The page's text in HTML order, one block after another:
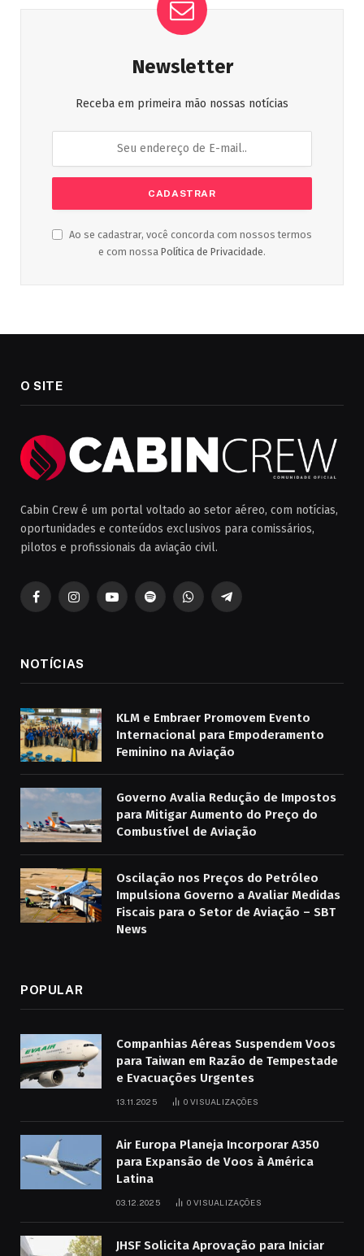
Newsletter
Receba em primeira mão nossas notícias
Ao se cadastrar, você concorda com nossos termos
e com nossa Política de Privacidade.
O SITE
Cabin Crew é um portal voltado ao setor aéreo, com notícias,
oportunidades e conteúdos exclusivos para comissários,
pilotos e profissionais da aviação civil.
FacebookInstagramYouTubeSpotifyWhatsAppTelegrama
NOTÍCIAS
KLM e Embraer Promovem Evento
Internacional para Empoderamento
Feminino na Aviação
Governo Avalia Redução de Impostos
para Mitigar Aumento do Preço do
Combustível de Aviação
Oscilação nos Preços do Petróleo
Impulsiona Governo a Avaliar Medidas
Fiscais para o Setor de Aviação – SBT
News
POPULAR
Companhias Aéreas Suspendem Voos
para Taiwan em Razão de Tempestade
e Evacuações Urgentes
13.11.2025 0 VISUALIZAÇÕES
Air Europa Planeja Incorporar A350
para Expansão de Voos à América
Latina
03.12.2025 0 VISUALIZAÇÕES
JHSF Solicita Aprovação para Iniciar